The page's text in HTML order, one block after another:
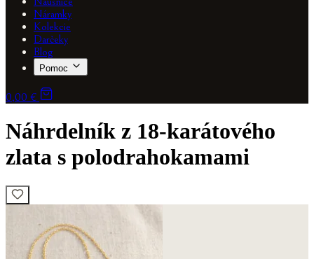
Náramky
Kolekcie
Darčeky
Blog
Pomoc
0,00 €
Náhrdelník z 18-karátového
zlata s polodrahokamami